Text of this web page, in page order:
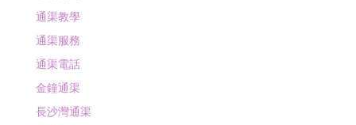
通渠教學
通渠服務
通渠電話
金鐘通渠
長沙灣通渠